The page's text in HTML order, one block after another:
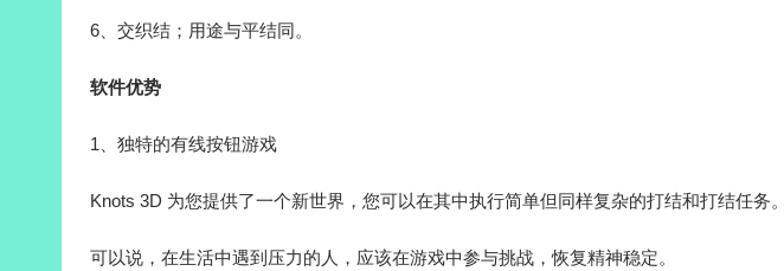
6、交织结；用途与平结同。
软件优势
1、独特的有线按钮游戏
Knots 3D 为您提供了一个新世界，您可以在其中执行简单但同样复杂的打结和打结任务。
可以说，在生活中遇到压力的人，应该在游戏中参与挑战，恢复精神稳定。